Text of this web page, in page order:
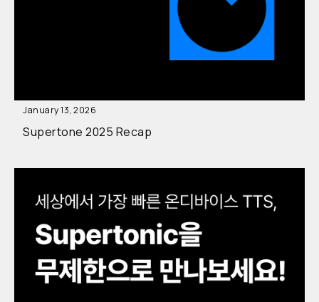
January 13, 2026
Supertone 2025 Recap